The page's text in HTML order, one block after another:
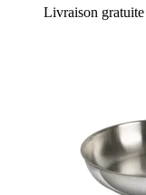
Livraison gratuite